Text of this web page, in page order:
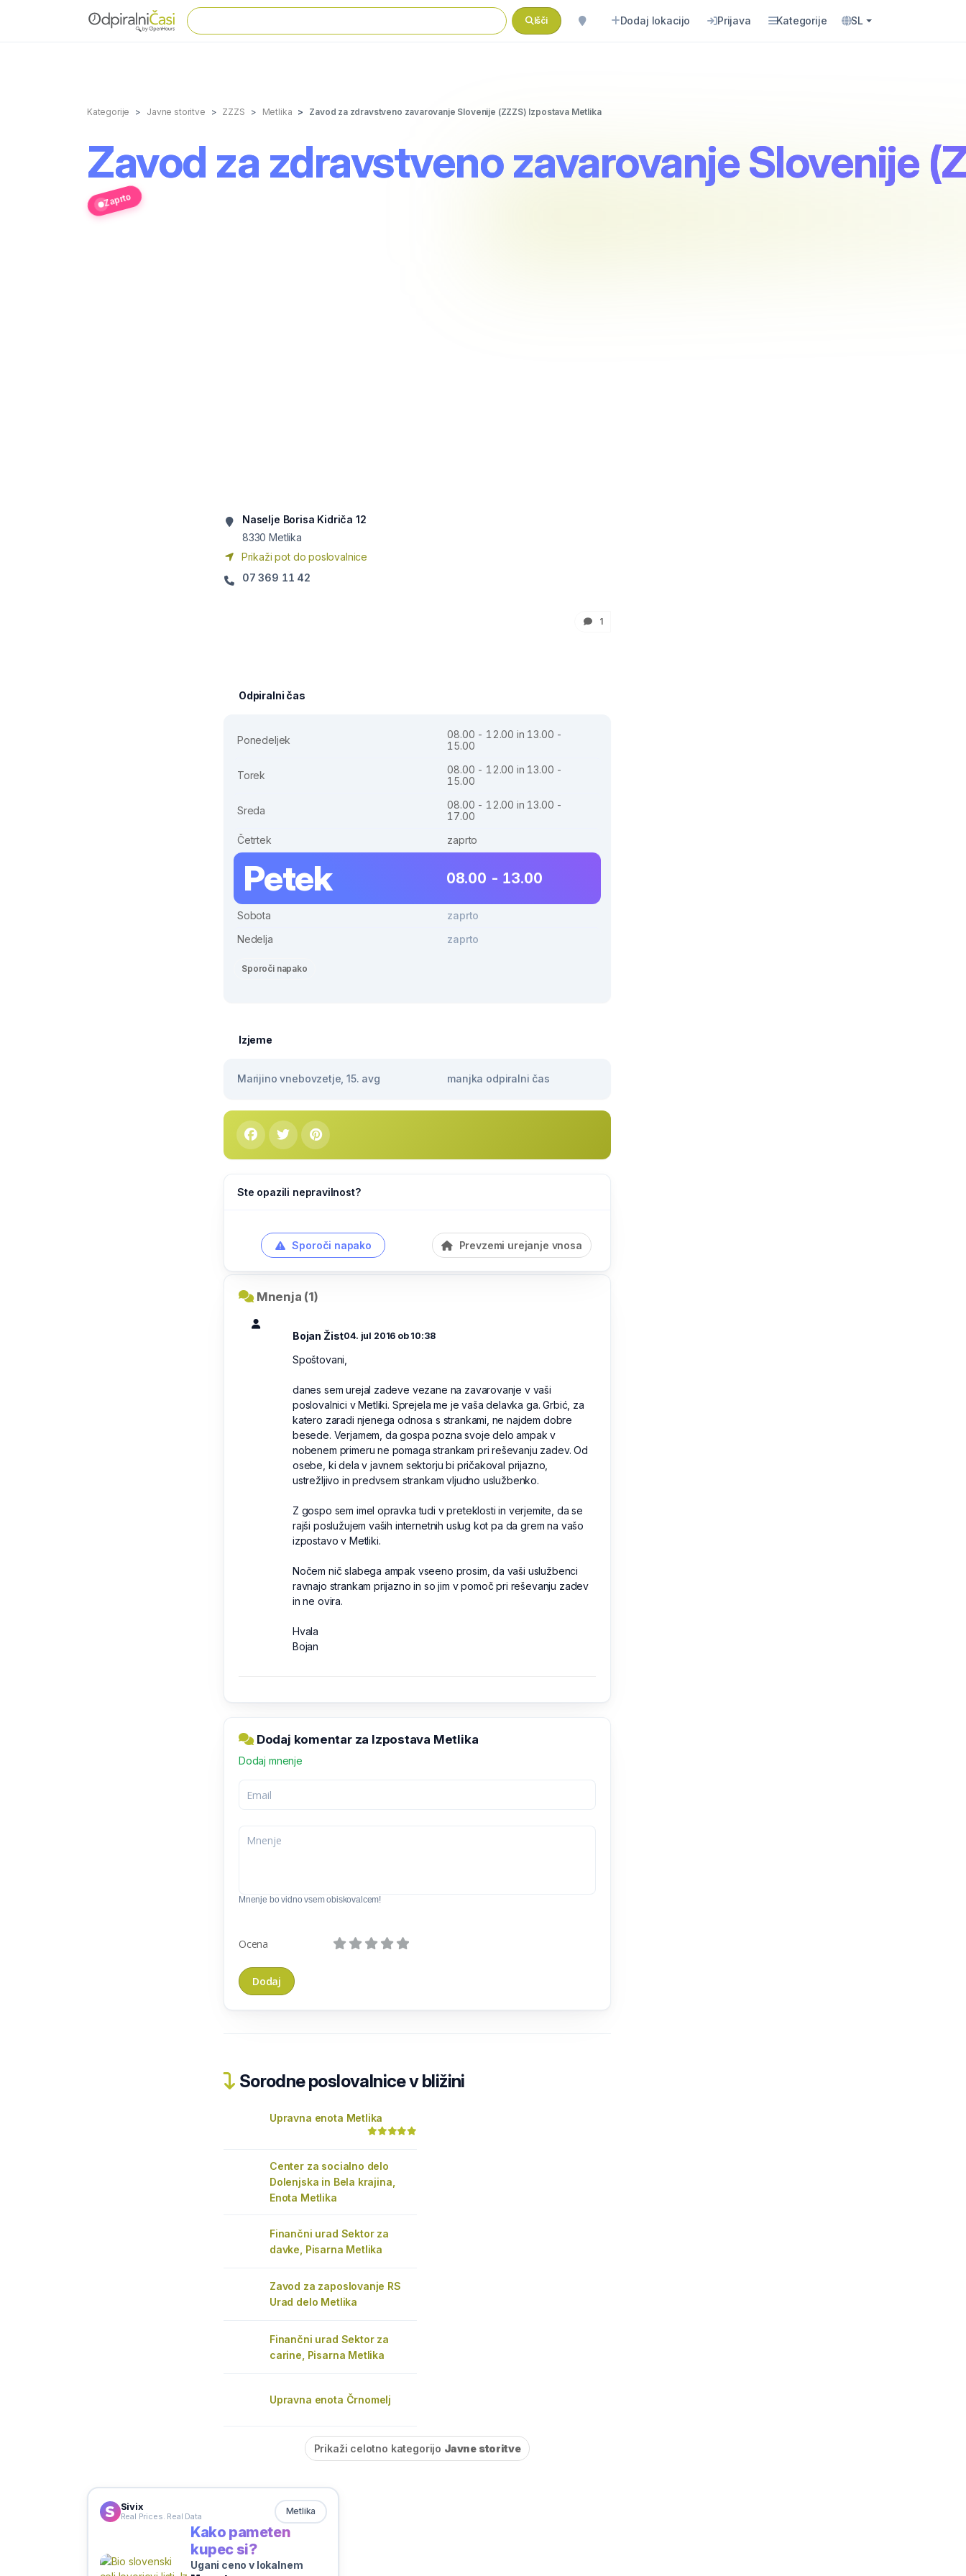
Išči Dodaj lokacijo Prijava Kategorije SL
Kategorije Javne storitve ZZZS Metlika Zavod za zdravstveno zavarovanje Slovenije (ZZZS) Izpostava Metlika
Zavod za zdravstveno zavarovanje Slovenije
Zaprto
Naselje Borisa Kidriča 12
8330 Metlika
Prikaži pot do poslovalnice
07 369 11 42
1
Odpiralni čas
Ponedeljek
08.00 - 12.00 in 13.00 -
15.00
Torek
08.00 - 12.00 in 13.00 -
15.00
Sreda
08.00 - 12.00 in 13.00 -
17.00
Četrtek
zaprto
Petek 08.00 - 13.00
Sobota
zaprto
Nedelja
zaprto
Sporoči napako
Izjeme
Marijino vnebovzetje, 15. avg manjka odpiralni čas
Ste opazili nepravilnost?
Sporoči napako Prevzemi urejanje vnosa
Mnenja (1)
Bojan Žist04. jul 2016 ob 10:38
Spoštovani,
danes sem urejal zadeve vezane na zavarovanje v vaši
poslovalnici v Metliki. Sprejela me je vaša delavka ga. Grbić, za
katero zaradi njenega odnosa s strankami, ne najdem dobre
besede. Verjamem, da gospa pozna svoje delo ampak v
nobenem primeru ne pomaga strankam pri reševanju zadev. Od
osebe, ki dela v javnem sektorju bi pričakoval prijazno,
ustrežljivo in predvsem strankam vljudno uslužbenko.
Z gospo sem imel opravka tudi v preteklosti in verjemite, da se
rajši poslužujem vaših internetnih uslug kot pa da grem na vašo
izpostavo v Metliki.
Nočem nič slabega ampak vseeno prosim, da vaši uslužbenci
ravnajo strankam prijazno in so jim v pomoč pri reševanju zadev
in ne ovira.
Hvala
Bojan
Dodaj komentar za Izpostava Metlika
Dodaj mnenje
Mnenje bo vidno vsem obiskovalcem!
Ocena
Sorodne poslovalnice v bližini
Upravna enota Metlika
Center za socialno delo
Dolenjska in Bela krajina,
Enota Metlika
Finančni urad Sektor za
davke, Pisarna Metlika
Zavod za zaposlovanje RS
Urad delo Metlika
Finančni urad Sektor za
carine, Pisarna Metlika
Upravna enota Črnomelj
Prikaži celotno kategorijo Javne storitve
Sivix
Real Prices. Real Data Metlika
Kako pameten
kupec si?
Ugani ceno v lokalnem